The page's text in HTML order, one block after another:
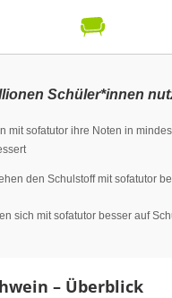
Schüler*innen
mit sofatutor ihre Noten in
den Schulstoff mit sofatutor
sich mit sofatutor besser auf
– Überblick